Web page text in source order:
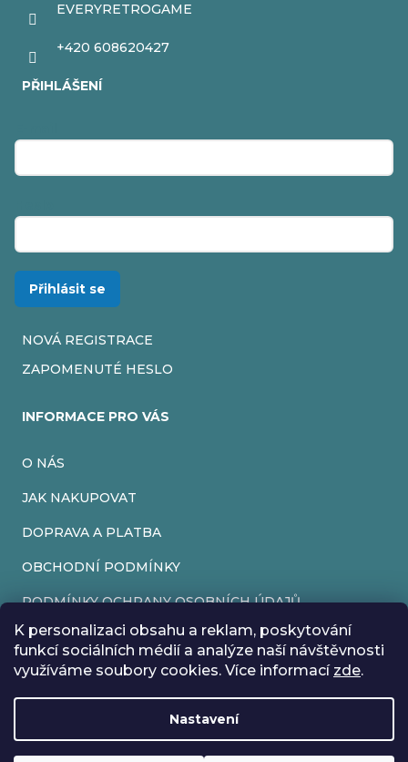
K personalizaci obsahu a reklam, poskytování
funkcí sociálních médií a analýze naší návštěvnosti
využíváme soubory cookies. Více informací zde.
Nastavení
Rádi bychom vás informovali, že od 17. 7. do 24. 7. včetně
máme z důvodu dovolené zavřeno. Všechny objednávky
EVERYRETROGAME
+420 608620427
PŘIHLÁŠENÍ
Přihlásit se
NOVÁ REGISTRACE
ZAPOMENUTÉ HESLO
INFORMACE PRO VÁS
O NÁS
JAK NAKUPOVAT
DOPRAVA A PLATBA
OBCHODNÍ PODMÍNKY
PODMÍNKY OCHRANY OSOBNÍCH ÚDAJŮ
VRÁCENÍ ZBOŽÍ
REKLAMACE
Vytvořil Shoptet
Copyright 2026EveryRetroGame. Všechna práva vyhrazena.
Upravit nastavení cookies